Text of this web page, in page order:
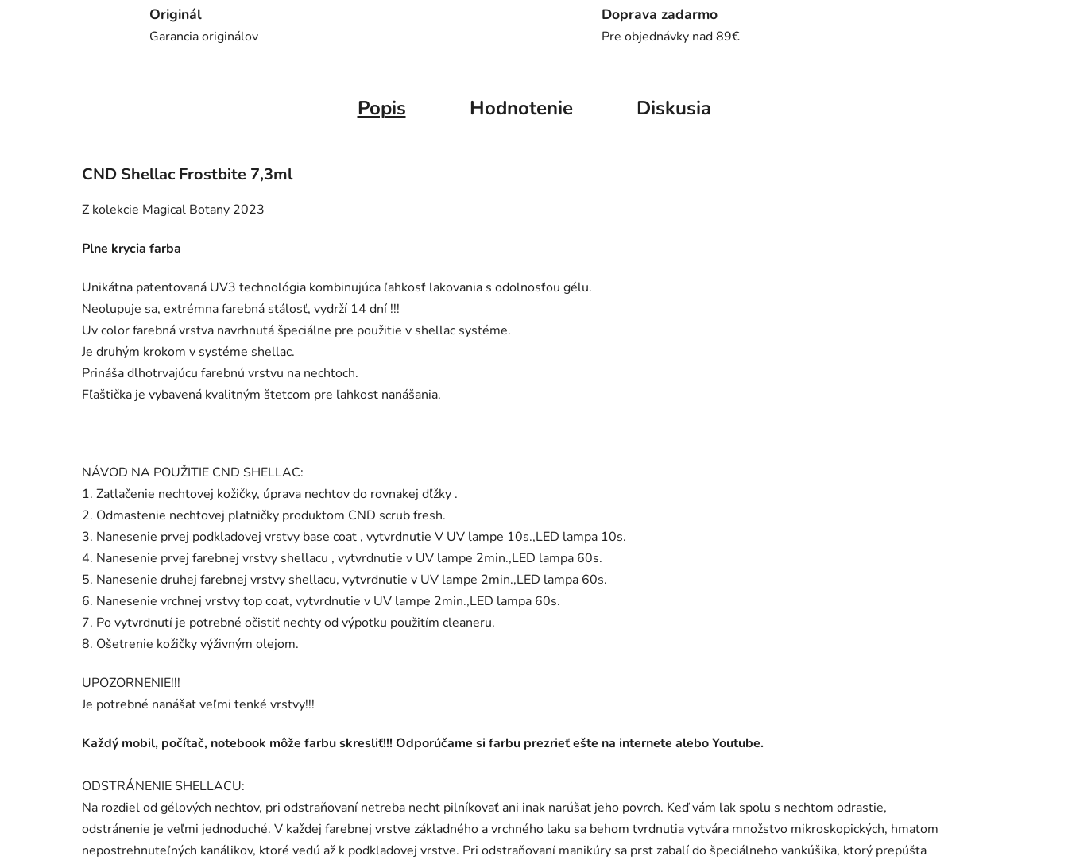
Originál
Garancia originálov
Doprava zadarmo
Pre objednávky nad 89€
Popis Hodnotenie Diskusia
CND Shellac Frostbite 7,3ml
Z kolekcie Magical Botany 2023
Plne krycia farba
Unikátna patentovaná UV3 technológia kombinujúca ľahkosť lakovania s odolnosťou gélu.
Neolupuje sa, extrémna farebná stálosť, vydrží 14 dní !!!
Uv color farebná vrstva navrhnutá špeciálne pre použitie v shellac systéme.
Je druhým krokom v systéme shellac.
Prináša dlhotrvajúcu farebnú vrstvu na nechtoch.
Fľaštička je vybavená kvalitným štetcom pre ľahkosť nanášania.
NÁVOD NA POUŽITIE CND SHELLAC:
1. Zatlačenie nechtovej kožičky, úprava nechtov do rovnakej dľžky .
2. Odmastenie nechtovej platničky produktom CND scrub fresh.
3. Nanesenie prvej podkladovej vrstvy base coat , vytvrdnutie V UV lampe 10s.,LED lampa 10s.
4. Nanesenie prvej farebnej vrstvy shellacu , vytvrdnutie v UV lampe 2min.,LED lampa 60s.
5. Nanesenie druhej farebnej vrstvy shellacu, vytvrdnutie v UV lampe 2min.,LED lampa 60s.
6. Nanesenie vrchnej vrstvy top coat, vytvrdnutie v UV lampe 2min.,LED lampa 60s.
7. Po vytvrdnutí je potrebné očistiť nechty od výpotku použitím cleaneru.
8. Ošetrenie kožičky výživným olejom.
UPOZORNENIE!!!
Je potrebné nanášať veľmi tenké vrstvy!!!
Každý mobil, počítač, notebook môže farbu skresliť!!! Odporúčame si farbu prezrieť ešte na internete alebo Youtube.
ODSTRÁNENIE SHELLACU:
Na rozdiel od gélových nechtov, pri odstraňovaní netreba necht pilníkovať ani inak narúšať jeho povrch. Keď vám lak spolu s nechtom odrastie,
odstránenie je veľmi jednoduché. V každej farebnej vrstve základného a vrchného laku sa behom tvrdnutia vytvára množstvo mikroskopických, hmatom
nepostrehnuteľných kanálikov, ktoré vedú až k podkladovej vrstve. Pri odstraňovaní manikúry sa prst zabalí do špeciálneho vankúšika, ktorý prepúšťa